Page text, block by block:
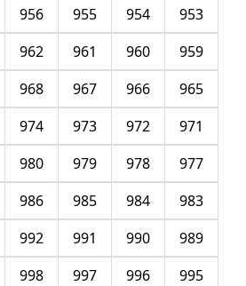
953
954
955
956
959
960
961
962
965
966
967
968
971
972
973
974
977
978
979
980
983
984
985
986
989
990
991
992
995
996
997
998